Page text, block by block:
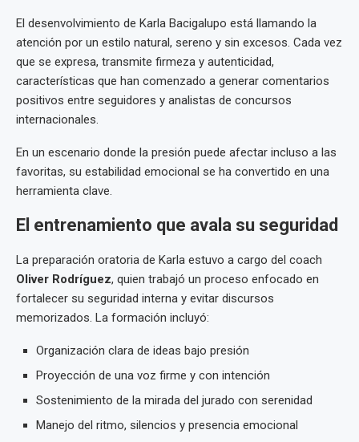
El desenvolvimiento de Karla Bacigalupo está llamando la
atención por un estilo natural, sereno y sin excesos. Cada vez
que se expresa, transmite firmeza y autenticidad,
características que han comenzado a generar comentarios
positivos entre seguidores y analistas de concursos
internacionales.
En un escenario donde la presión puede afectar incluso a las
favoritas, su estabilidad emocional se ha convertido en una
herramienta clave.
El entrenamiento que avala su seguridad
La preparación oratoria de Karla estuvo a cargo del coach
Oliver Rodríguez, quien trabajó un proceso enfocado en
fortalecer su seguridad interna y evitar discursos
memorizados. La formación incluyó:
Organización clara de ideas bajo presión
Proyección de una voz firme y con intención
Sostenimiento de la mirada del jurado con serenidad
Manejo del ritmo, silencios y presencia emocional